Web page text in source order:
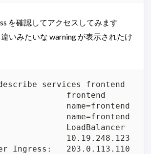
を確認してアクセスしてみます
いみたいな warning が表示されたけ
services frontend
203.0.113.110